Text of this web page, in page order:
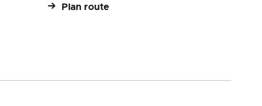
Plan route